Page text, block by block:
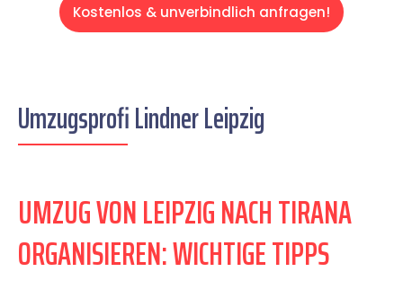
Kostenlos & unverbindlich anfragen!
Umzugsprofi Lindner Leipzig
UMZUG VON LEIPZIG NACH TIRANA
ORGANISIEREN: WICHTIGE TIPPS